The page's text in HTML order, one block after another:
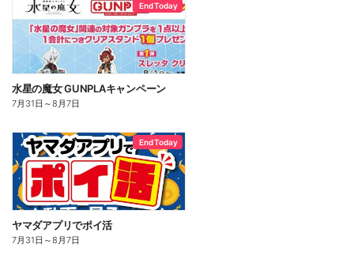
End Today
水星の魔女 GUNPLAキャンペーン
7月31日 ～8月7日
End Today
ヤマダアプリでポイ活
7月31日 ～8月7日